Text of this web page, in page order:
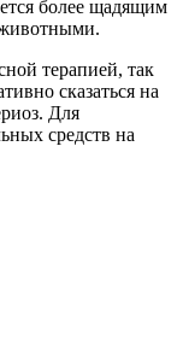
более щадящим
животными.
терапией, так
сказаться на
Для
средств на